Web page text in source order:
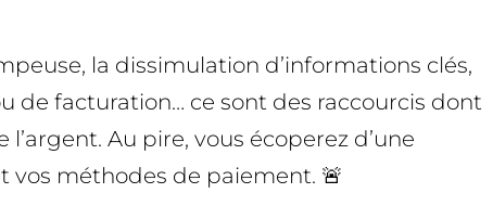
la dissimulation d’informations clés,
de facturation… ce sont des raccourcis dont
Au pire, vous écoperez d’une
vos méthodes de paiement. 🚨